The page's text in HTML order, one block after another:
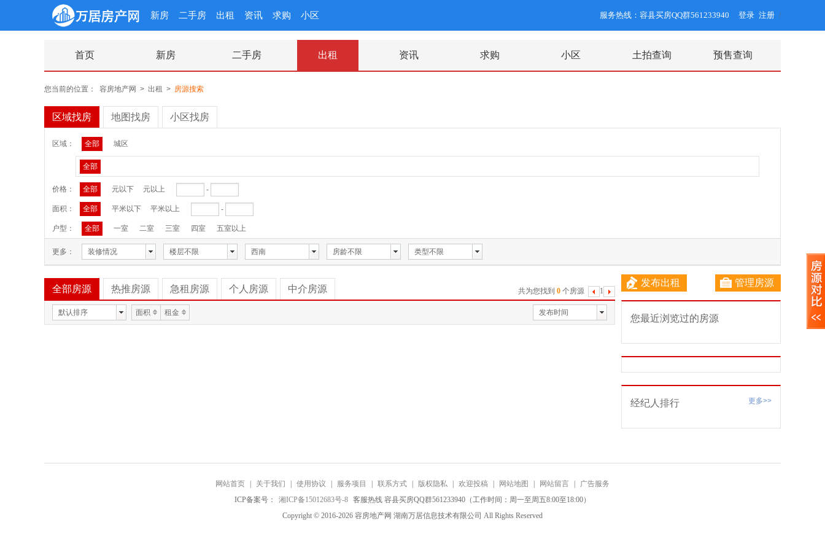
新房 二手房 出租 资讯 求购 小区 服务热线：容县买房QQ群561233940 登录 /
注册
首页 新房 二手房 出租 资讯 求购 小区 土拍查询 预售查询
您当前的位置： 容房地产网 > 出租 > 房源搜索
区域找房 地图找房 小区找房
区域： 全部 城区
全部
价格： 全部 元以下 元以上 -
面积： 全部 平米以下 平米以上 -
户型： 全部 一室 二室 三室 四室 五室以上
更多： 装修情况 楼层不限 西南 房龄不限 类型不限
共为您找到 0 个房源 1
下
页
全部房源 热推房源 急租房源 个人房源 中介房源
发布时间
默认排序 面积 租金
发布出租 管理房源
您最近浏览过的房源
更多>>
经纪人排行
网站首页 关于我们 使用协议 服务项目 联系方式 版权隐私 欢迎投稿 网站地图 网站留言
广告服务
ICP备案号：
湘ICP备15012683号-8 客服热线 容县买房QQ群561233940（工作时间：周一至周五8:00至18:00）
Copyright © 2016-2026 容房地产网 湖南万居信息技术有限公司 All Rights Reserved